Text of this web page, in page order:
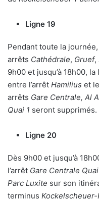
Ligne 19
Pendant toute la
arrêts Cathédrale, Gruef,
9h00 et jusqu’à 18h00,
entre l’arrêt Hamilius et
arrêts Gare Centrale, Al
Quai 1 seront supprimés.
Ligne 20
Dès 9h00 et jusqu’à
l’arrêt Gare Centrale Quai
Parc Luxite sur son
terminus